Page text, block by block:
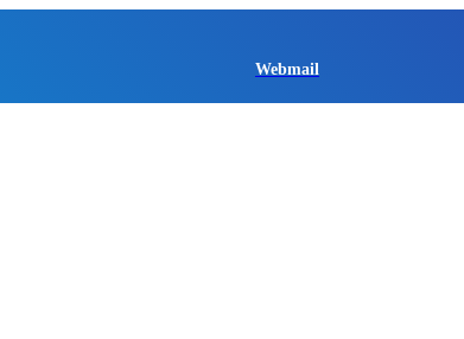
Webmail